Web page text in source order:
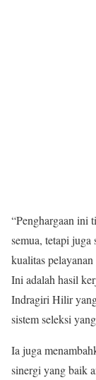
“Penghargaan ini
semua, tetapi
kualitas
Ini adalah hasil
Indragiri Hilir
sistem seleksi
Ia juga
sinergi yang baik